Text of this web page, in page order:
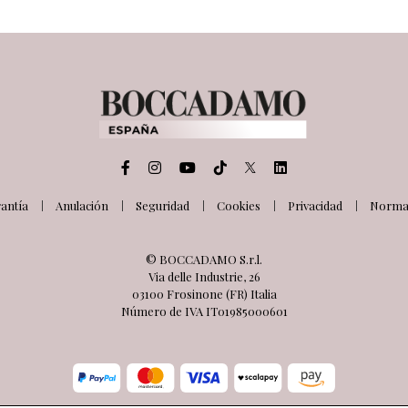
Anulación Seguridad Cookies Privacidad
© BOCCADAMO S.r.l.
Via delle Industrie, 26
03100 Frosinone (FR) Italia
Número de IVA IT01985000601